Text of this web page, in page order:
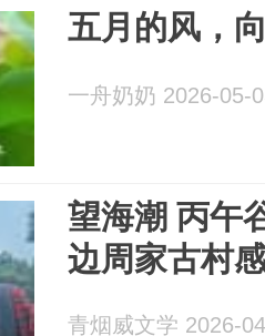
五月的风，
一舟奶奶 2026-05-
望海潮 丙午
边周家古村
青烟威文学 2026-